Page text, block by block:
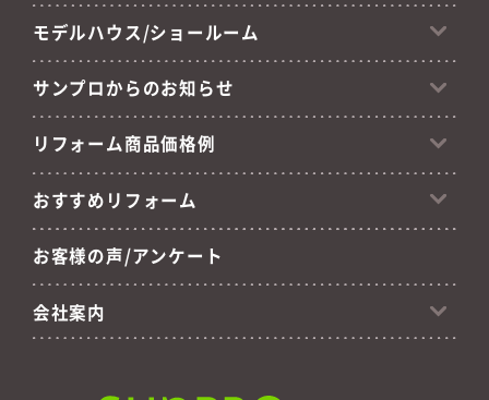
モデルハウス/ショールーム
サンプロからのお知らせ
リフォーム商品価格例
おすすめリフォーム
お客様の声/アンケート
会社案内